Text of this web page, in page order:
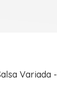
Variada -